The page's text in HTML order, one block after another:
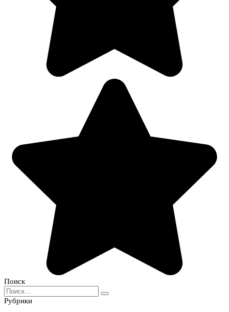
Поиск
Search
for:
Рубрики